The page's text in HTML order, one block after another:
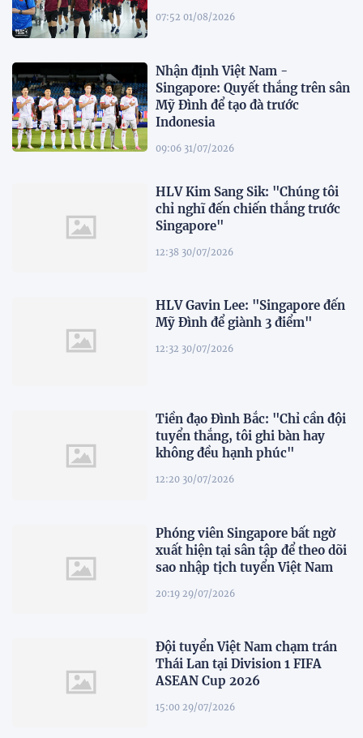
07:52 01/08/2026
Nhận định Việt Nam -
Singapore: Quyết thắng trên sân
Mỹ Đình để tạo đà trước
Indonesia
09:06 31/07/2026
HLV Kim Sang Sik: "Chúng tôi
chỉ nghĩ đến chiến thắng trước
Singapore"
12:38 30/07/2026
HLV Gavin Lee: "Singapore đến
Mỹ Đình để giành 3 điểm"
12:32 30/07/2026
Tiền đạo Đình Bắc: "Chỉ cần đội
tuyển thắng, tôi ghi bàn hay
không đều hạnh phúc"
12:20 30/07/2026
Phóng viên Singapore bất ngờ
xuất hiện tại sân tập để theo dõi
sao nhập tịch tuyển Việt Nam
20:19 29/07/2026
Đội tuyển Việt Nam chạm trán
Thái Lan tại Division 1 FIFA
ASEAN Cup 2026
15:00 29/07/2026